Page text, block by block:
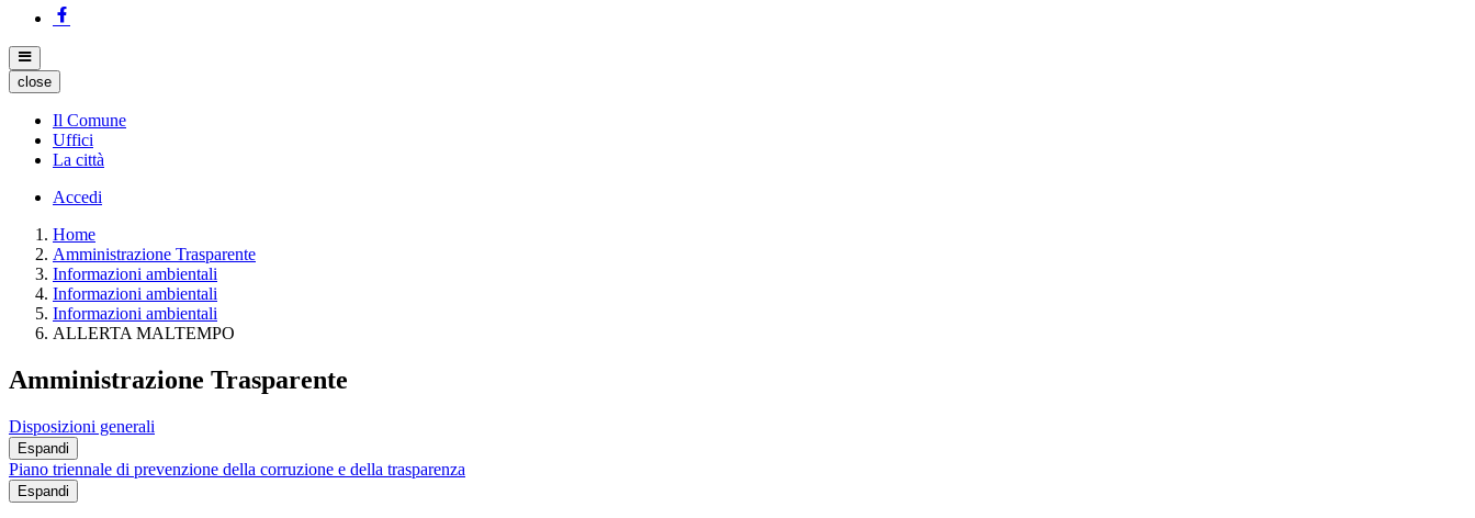
close
Il Comune
Uffici
La città
Accedi
Home
Amministrazione Trasparente
Informazioni ambientali
Informazioni ambientali
Informazioni ambientali
ALLERTA MALTEMPO
Amministrazione Trasparente
Disposizioni generali
Espandi
Piano triennale di prevenzione della corruzione e della trasparenza
Espandi